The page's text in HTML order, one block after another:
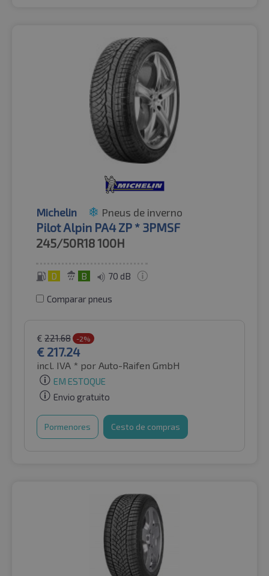
Michelin Pneus de inverno
Pilot Alpin PA4 ZP * 3PMSF
245/50R18100H
D B 70 dB
Comparar pneus
€ 221.68 -2%
€ 217.24
incl. IVA * por Auto-Raifen GmbH
EM ESTOQUE
Envio gratuito
Pormenores Cesto de compras